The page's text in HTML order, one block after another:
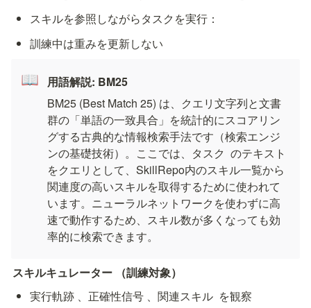
スキルを参照しながらタスクを実行：
訓練中は重みを更新しない
📖
用語解説: BM25
BM25 (Best Match 25) は、クエリ文字列と文書
群の「単語の一致具合」を統計的にスコアリン
グする古典的な情報検索手法です（検索エンジ
ンの基礎技術）。ここでは、タスク のテキスト
をクエリとして、SkillRepo内のスキル一覧から
関連度の高いスキルを取得するために使われて
います。ニューラルネットワークを使わずに高
速で動作するため、スキル数が多くなっても効
率的に検索できます。
スキルキュレーター
（訓練対象）
実行軌跡 、正確性信号 、関連スキル を観察